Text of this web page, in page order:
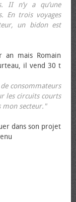
II n’y a qu’une
En trois voyages
un bidon est
an mais Romain
il vend 30 t
consommateurs
les circuits courts
mon secteur."
dans son projet